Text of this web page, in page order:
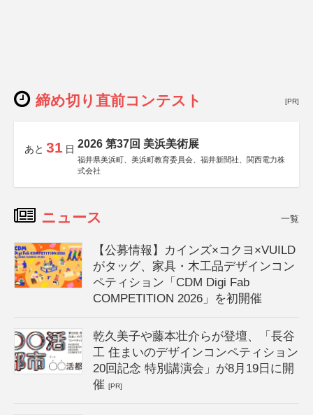
締め切り直前コンテスト [PR]
あと 31 日 2026 第37回 美浜美術展
福井県美浜町、美浜町教育委員会、福井新聞社、関西電力株
式会社
ニュース 一覧
【公募情報】カインズ×コクヨ×VUILD
がタッグ、家具・木工品デザインコン
ペティション「CDM Digi Fab
COMPETITION 2026」を初開催
乾久美子や藤本壮介らが登壇、「長谷
工 住まいのデザインコンペティション
20回記念 特別講演会」が8月19日に開
催[PR]